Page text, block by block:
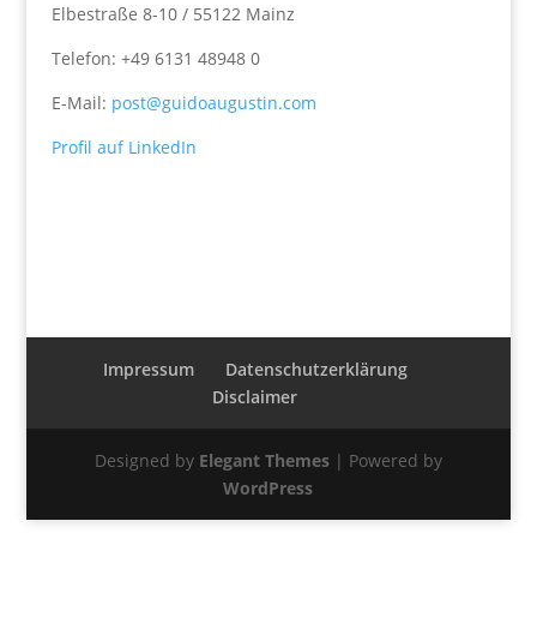
Elbestraße 8-10 / 55122 Mainz
Telefon: +49 6131 48948 0
E-Mail: post@guidoaugustin.com
Profil auf LinkedIn
Impressum
Datenschutzerklärung
Disclaimer
Designed by Elegant Themes| Powered by
WordPress